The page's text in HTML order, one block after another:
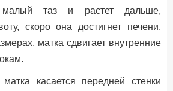
таз и растет дальше,
скоро она достигнет печени.
матка сдвигает внутренние
касается передней стенки